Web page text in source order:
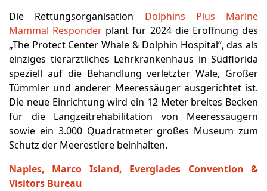
Die Rettungsorganisation Dolphins Plus Marine
Mammal Responder plant für 2024 die Eröffnung des
„The Protect Center Whale & Dolphin Hospital“, das als
einziges tierärztliches Lehrkrankenhaus in Südflorida
speziell auf die Behandlung verletzter Wale, Großer
Tümmler und anderer Meeressäuger ausgerichtet ist.
Die neue Einrichtung wird ein 12 Meter breites Becken
für die Langzeitrehabilitation von Meeressäugern
sowie ein 3.000 Quadratmeter großes Museum zum
Schutz der Meerestiere beinhalten.
Naples, Marco Island, Everglades Convention &
Visitors Bureau